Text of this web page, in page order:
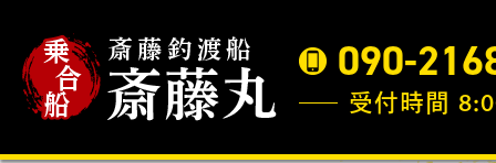
090-
受付時間